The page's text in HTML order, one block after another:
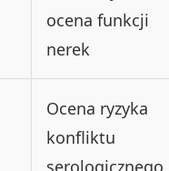
ocena funkcji
nerek
Ocena ryzyka
konfliktu
serologicznego